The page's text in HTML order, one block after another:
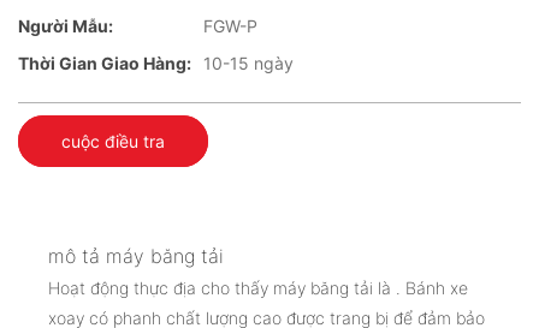
Người Mẫu:
FGW-P
Thời Gian Giao Hàng:
10-15 ngày
cuộc điều tra
mô tả máy băng tải
Hoạt động thực địa cho thấy máy băng tải là . Bánh xe
xoay có phanh chất lượng cao được trang bị để đảm bảo